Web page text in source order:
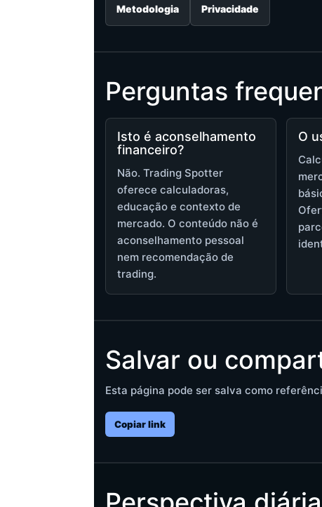
Metodologia Privacidade
Perguntas
Isto é aconselhamento
financeiro?
Não. Trading Spotter
oferece calculadoras,
educação e contexto de
mercado. O conteúdo não é
aconselhamento pessoal
nem recomendação de
trading.
O
Salvar ou
Esta página pode ser salva como
Copiar link